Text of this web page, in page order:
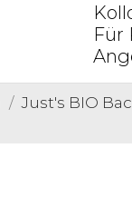
Für
Just's BIO